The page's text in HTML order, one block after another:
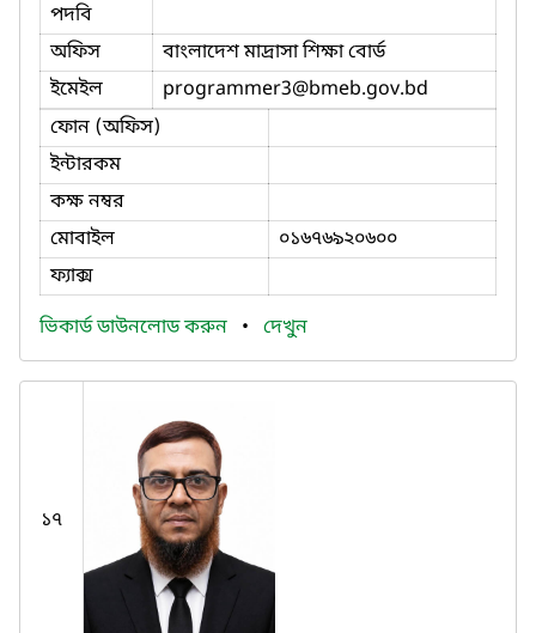
পদবি
অফিস
বাংলাদেশ মাদ্রাসা শিক্ষা বোর্ড
ইমেইল
programmer3@bmeb.gov.bd
ফোন (অফিস)
ইন্টারকম
কক্ষ নম্বর
মোবাইল
০১৬৭৬৯২০৬০০
ফ্যাক্স
ভিকার্ড ডাউনলোড করুন • দেখুন
১৭